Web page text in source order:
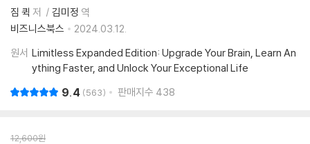
짐 퀵 저 김미정 역
비즈니스북스
2024.03.12.
원서 Limitless Expanded Edition: Upgrade Your Brain, Learn An
ything Faster, and Unlock Your Exceptional Life
9.4 563 판매지수 438
12,600원